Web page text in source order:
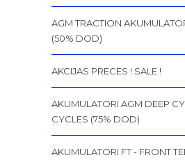
AGM TRACTION
(50% DOD)
AKCIJAS PRECES ! SALE !
AKUMULATORI AGM DEEP
CYCLES (75% DOD)
AKUMULATORI FT - FRONT